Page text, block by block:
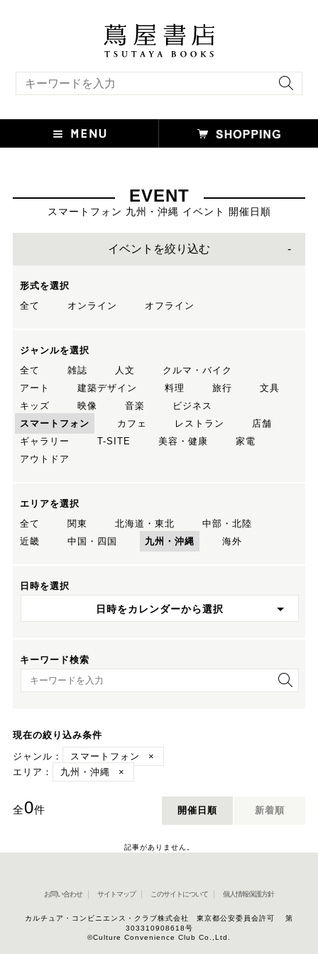
EVENT
スマートフォン 九州・沖縄 イベント 開催日順
イベントを絞り込む
形式を選択
全て
オンライン オフライン
ジャンルを選択
全て
雑誌 人文
クルマ・バイク
アート
建築デザイン 料理 旅行
文具
キッズ
映像 音楽
ビジネス
スマートフォン
カフェ レストラン
店舗
ギャラリー
T-SITE 美容・健康
家電
アウトドア
エリアを選択
全て
関東 北海道・東北
中部・北陸
近畿
中国・四国 九州・沖縄 海外
日時を選択
日時をカレンダーから選択
キーワード検索
キーワード検索
現在の絞り込み条件
ジャンル：
スマートフォン
×
エリア：
九州・沖縄 ×
全0件 開催日順 新着順
記事がありません。
お問い合わせ サイトマップ このサイトについて 個人情報保護方針
カルチュア・コンビニエンス・クラブ株式会社 東京都公安委員会許可 第
303310908618号
©Culture Convenience Club Co.,Ltd.